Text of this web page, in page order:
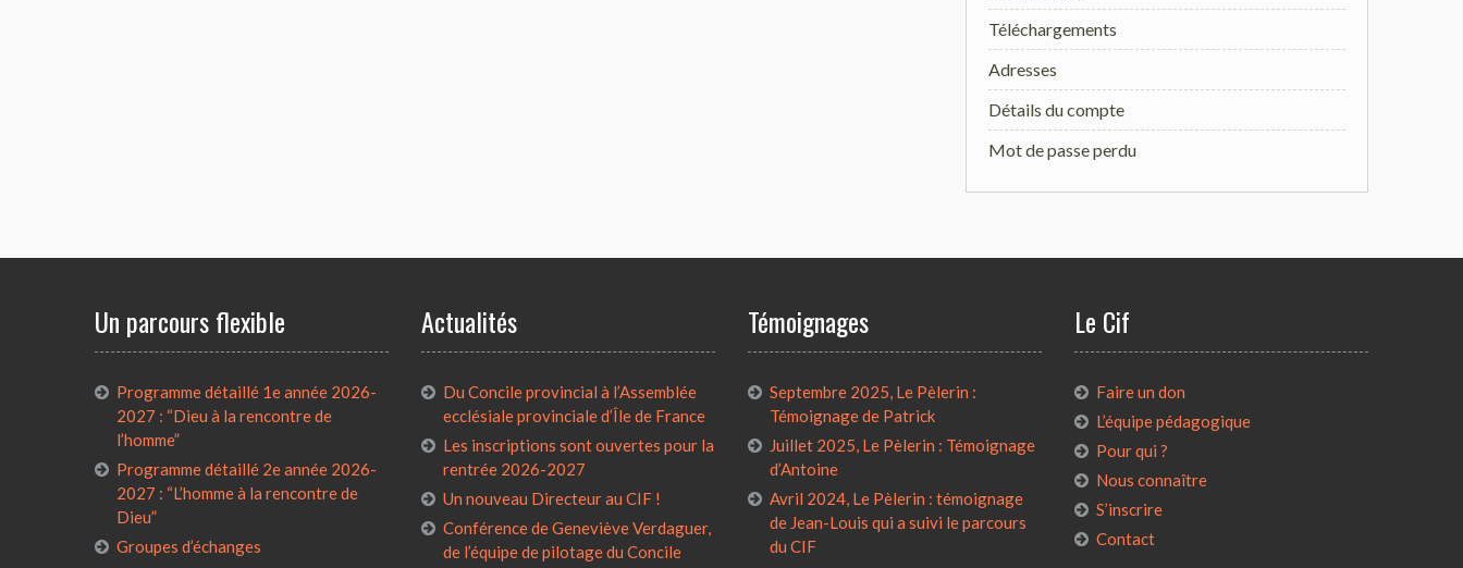
Téléchargements
Adresses
Détails du compte
Mot de passe perdu
Un parcours flexible
Programme détaillé 1e année 2026-
2027 : “Dieu à la rencontre de
l’homme”
Programme détaillé 2e année 2026-
2027 : “L’homme à la rencontre de
Dieu”
Groupes d’échanges
Actualités
Du Concile provincial à l’Assemblée
ecclésiale provinciale d’Île de France
Les inscriptions sont ouvertes pour la
rentrée 2026-2027
Un nouveau Directeur au CIF !
Conférence de Geneviève Verdaguer,
de l’équipe de pilotage du Concile
Témoignages
Septembre 2025, Le Pèlerin :
Témoignage de Patrick
Juillet 2025, Le Pèlerin : Témoignage
d’Antoine
Avril 2024, Le Pèlerin : témoignage
de Jean-Louis qui a suivi le parcours
du CIF
Le Cif
Faire un don
L’équipe pédagogique
Pour qui ?
Nous connaître
S’inscrire
Contact